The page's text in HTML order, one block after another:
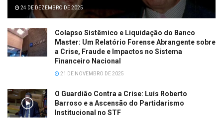
24 DE DEZEMBRO DE 2025
Colapso Sistêmico e Liquidação do Banco
Master: Um Relatório Forense Abrangente sobre
a Crise, Fraude e Impactos no Sistema
Financeiro Nacional
21 DE NOVEMBRO DE 2025
O Guardião Contra a Crise: Luís Roberto
Barroso e a Ascensão do Partidarismo
Institucional no STF